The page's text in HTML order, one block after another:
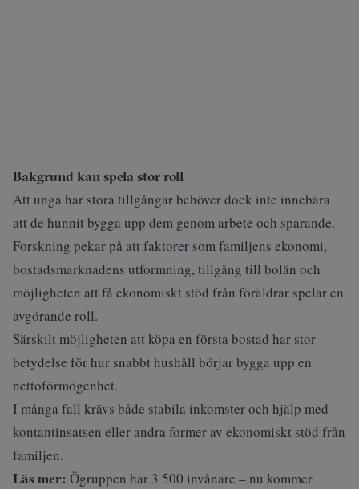
Bakgrund kan spela stor roll
Att unga har stora tillgångar behöver dock inte innebära
att de hunnit bygga upp dem genom arbete och sparande.
Forskning pekar på att faktorer som familjens ekonomi,
bostadsmarknadens utformning, tillgång till bolån och
möjligheten att få ekonomiskt stöd från föräldrar spelar en
avgörande roll.
Särskilt möjligheten att köpa en första bostad har stor
betydelse för hur snabbt hushåll börjar bygga upp en
nettoförmögenhet.
I många fall krävs både stabila inkomster och hjälp med
kontantinsatsen eller andra former av ekonomiskt stöd från
familjen.
Läs mer: Ögruppen har 3 500 invånare – nu kommer